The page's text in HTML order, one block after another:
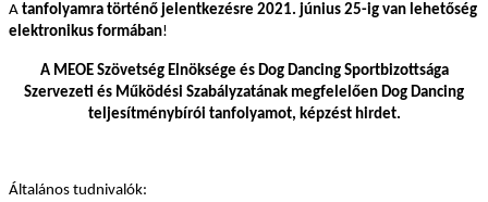
A tanfolyamra történő jelentkezésre 2021. június 25-ig van lehetőség
elektronikus formában!
A MEOE Szövetség Elnöksége és Dog Dancing Sportbizottsága
Szervezeti és Működési Szabályzatának megfelelően Dog Dancing
teljesítménybírói tanfolyamot, képzést hirdet.
Általános tudnivalók: